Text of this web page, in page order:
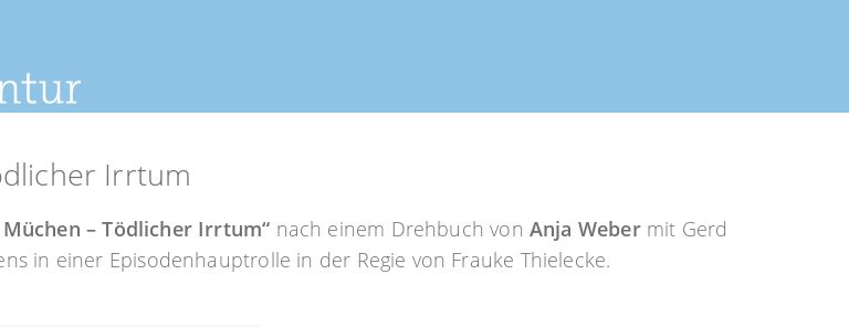
Irrtum
Müchen – Tödlicher Irrtum“ nach einem Drehbuch von Anja Webermit Gerd
in einer Episodenhauptrolle in der Regie von Frauke Thielecke.